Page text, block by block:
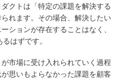
クトは「特定の課題を解決する
れます。その場合、解決したい
ションが存在することはなく、
はずです。
市場に受け入れられていく過程
思いもよらなかった課題を顧客